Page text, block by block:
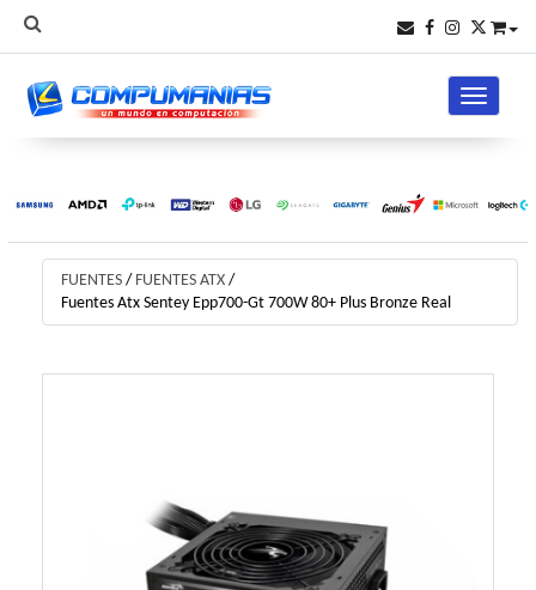
Toggle
FUENTES / FUENTES ATX /
Fuentes Atx Sentey Epp700-Gt 700W 80+ Plus Bronze Real